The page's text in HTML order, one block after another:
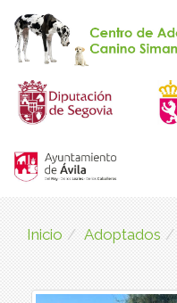
Inicio Adoptados